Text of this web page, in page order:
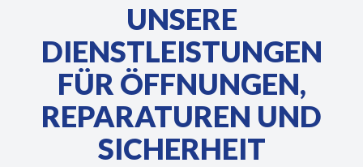
UNSERE
DIENSTLEISTUNGEN
FÜR ÖFFNUNGEN,
REPARATUREN UND
SICHERHEIT